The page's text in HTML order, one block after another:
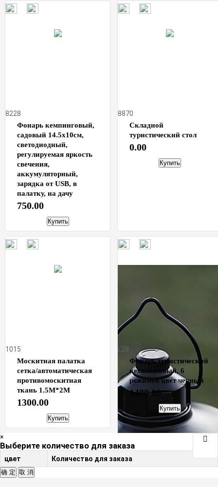
8228
Фонарь кемпинговый,
садовый 14.5х10см,
светодиодный,
регулируемая яркость
свечения,
аккумуляторный,
зарядка от USB, в
палатку, на дачу
750.00
Купить
8870
Складной
туристический стол
0.00
Купить
1015
Москитная палатка
сетка/автоматическая
противомоскитная
ткань 1.5М*2М
1300.00
Купить
L28
Фонарь туристический
кемпинговый, 6
режимов цвет черный
1400.00
Купить
×
Выберите количество для заказа
цвет Количество для заказа
确 定 取 消